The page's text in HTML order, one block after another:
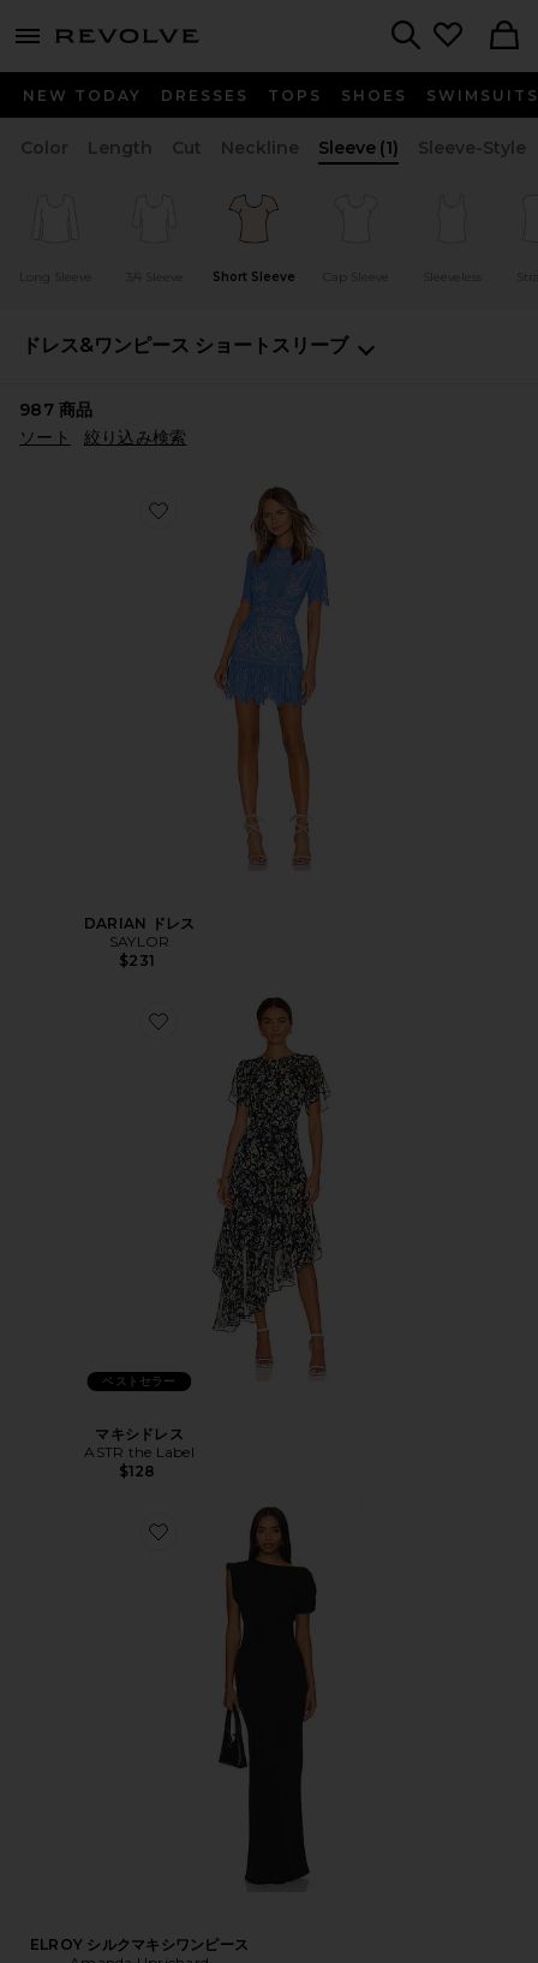
menu - shows more content
NEW TODAY DRESSES TOPS SHOES SWIMSUITS
Color Length Cut Neckline Sleeve (1) Sleeve-Style
Long Sleeve 3/4 Sleeve Short Sleeve Cap Sleeve Sleeveless
ドレス&ワンピース ショートスリーブ
987商品
ソート
絞り込み検索
DARIAN ドレス
SAYLOR
$231
ベストセラー
マキシドレス
ASTR the Label
$128
ELROY シルクマキシワンピース